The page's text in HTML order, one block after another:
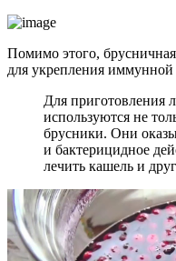
Помимо этого,
для укрепления
Для приготовления
используются не
брусники. Они
и бактерицидное
лечить кашель и